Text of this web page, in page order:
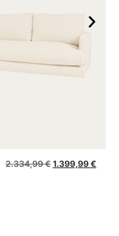
2.334,99€ 1.399,99€